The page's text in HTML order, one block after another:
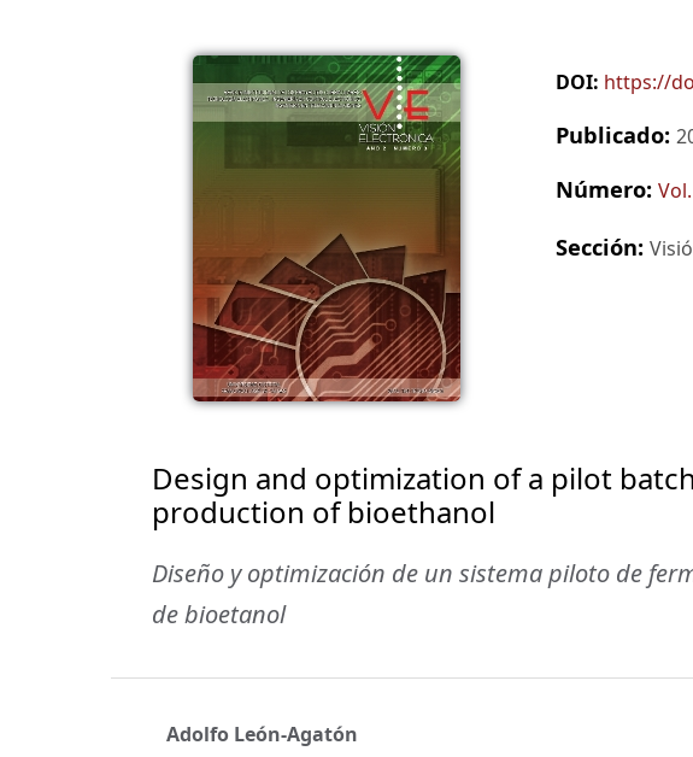
DOI: https://
Publicado:
Número:
Sección:
Design and optimization of a pilot
production of bioethanol
Diseño y optimización de un sistema piloto de
de bioetanol
Adolfo León-Agatón